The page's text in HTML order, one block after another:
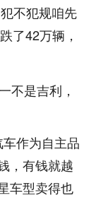
不犯规咱先
了42万辆，
作为自主品
，有钱就越
车型卖得也